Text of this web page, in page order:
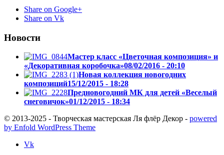
Share on Google+
Share on Vk
Новости
Мастер класс «Цветочная композиция» и
«Декоративная коробочка»08/02/2016 - 20:10
Новая коллекция новогодних
композиций15/12/2015 - 18:28
Предновогодний МК для детей «Веселый
снеговичок»01/12/2015 - 18:34
© 2013-2025 - Творческая мастерская Ля флёр Декор - powered
by Enfold WordPress Theme
Vk